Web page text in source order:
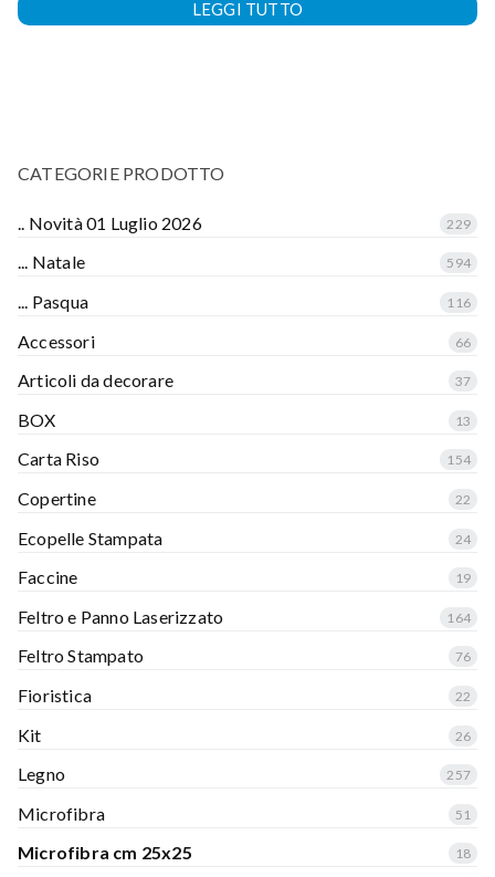
LEGGI TUTTO
CATEGORIE PRODOTTO
.. Novità 01 Luglio 2026 229
... Natale 594
... Pasqua 116
Accessori 66
Articoli da decorare 37
BOX 13
Carta Riso 154
Copertine 22
Ecopelle Stampata 24
Faccine 19
Feltro e Panno Laserizzato 164
Feltro Stampato 76
Fioristica 22
Kit 26
Legno 257
Microfibra 51
Microfibra cm 25x25 18